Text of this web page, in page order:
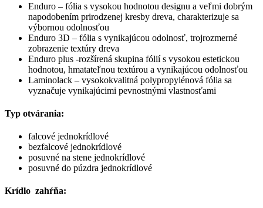
Enduro – fólia s vysokou hodnotou designu a veľmi dobrým
napodobením prirodzenej kresby dreva, charakterizuje sa
výbornou odolnosťou
Enduro 3D – fólia s vynikajúcou odolnosť, trojrozmerné
zobrazenie textúry dreva
Enduro plus -rozšírená skupina fólií s vysokou estetickou
hodnotou, hmatateľnou textúrou a vynikajúcou odolnosťou
Laminolack – vysokokvalitná polypropylénová fólia sa
vyznačuje vynikajúcimi pevnostnými vlastnosťami
Typ otvárania:
falcové jednokrídlové
bezfalcové jednokrídlové
posuvné na stene jednokrídlové
posuvné do púzdra jednokrídlové
Krídlo zahŕňa: